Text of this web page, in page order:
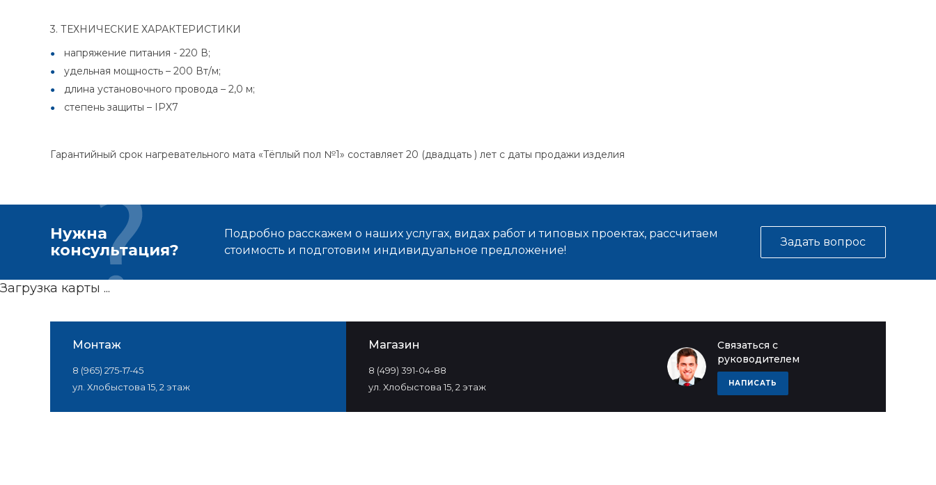
3. ТЕХНИЧЕСКИЕ ХАРАКТЕРИСТИКИ
напряжение питания - 220 В;
удельная мощность – 200 Вт/м;
длина установочного провода – 2,0 м;
степень защиты – IPX7
Гарантийный срок нагревательного мата «Тёплый пол №1» составляет 20 (двадцать ) лет с даты продажи изделия
Нужна
консультация?
Подробно расскажем о наших услугах, видах работ и типовых проектах, рассчитаем
стоимость и подготовим индивидуальное предложение!
Задать вопрос
Связаться с
руководителем
НАПИСАТЬ
Монтаж
8 (965) 275-17-45
ул. Хлобыстова 15, 2 этаж
Магазин
8 (499) 391-04-88
ул. Хлобыстова 15, 2 этаж
Загрузка карты ...